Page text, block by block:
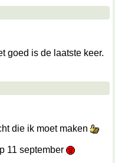
goed is de laatste keer.
die ik moet maken
11 september